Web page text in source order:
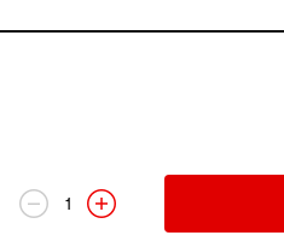
1